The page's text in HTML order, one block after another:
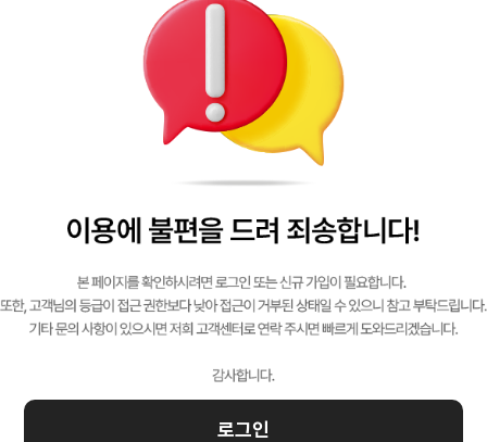
로그인